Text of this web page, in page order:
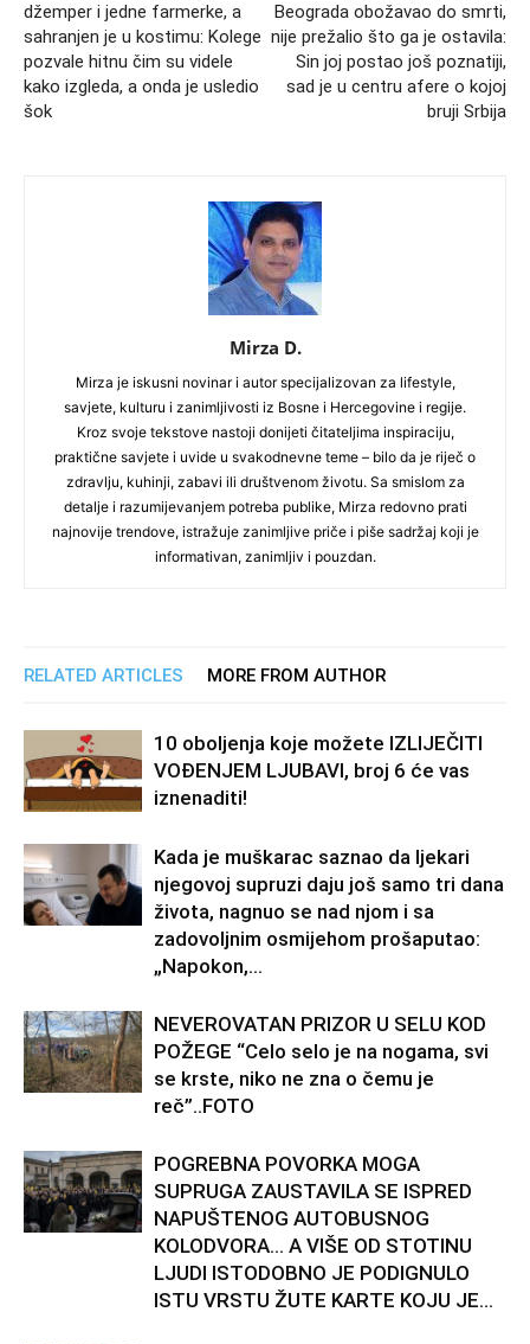
džemper i jedne farmerke, a
sahranjen je u kostimu: Kolege
pozvale hitnu čim su videle
kako izgleda, a onda je usledio
šok
Beograda obožavao do smrti,
nije prežalio što ga je ostavila:
Sin joj postao još poznatiji,
sad je u centru afere o kojoj
bruji Srbija
Mirza D.
Mirza je iskusni novinar i autor specijalizovan za lifestyle,
savjete, kulturu i zanimljivosti iz Bosne i Hercegovine i regije.
Kroz svoje tekstove nastoji donijeti čitateljima inspiraciju,
praktične savjete i uvide u svakodnevne teme – bilo da je riječ o
zdravlju, kuhinji, zabavi ili društvenom životu. Sa smislom za
detalje i razumijevanjem potreba publike, Mirza redovno prati
najnovije trendove, istražuje zanimljive priče i piše sadržaj koji je
informativan, zanimljiv i pouzdan.
RELATED ARTICLES MORE FROM AUTHOR
10 oboljenja koje možete IZLIJEČITI
VOĐENJEM LJUBAVI, broj 6 će vas
iznenaditi!
Kada je muškarac saznao da ljekari
njegovoj supruzi daju još samo tri dana
života, nagnuo se nad njom i sa
zadovoljnim osmijehom prošaputao:
„Napokon,...
NEVEROVATAN PRIZOR U SELU KOD
POŽEGE “Celo selo je na nogama, svi
se krste, niko ne zna o čemu je
reč”..FOTO
POGREBNA POVORKA MOGA
SUPRUGA ZAUSTAVILA SE ISPRED
NAPUŠTENOG AUTOBUSNOG
KOLODVORA… A VIŠE OD STOTINU
LJUDI ISTODOBNO JE PODIGNULO
ISTU VRSTU ŽUTE KARTE KOJU JE...